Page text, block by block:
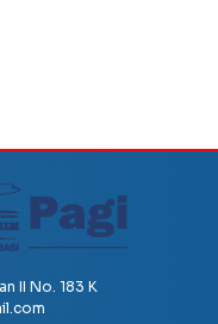
II No. 183 K